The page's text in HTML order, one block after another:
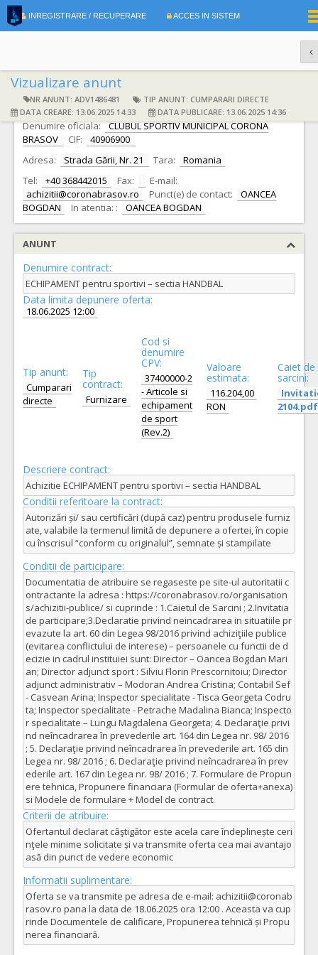
INREGISTRARE / RECUPERARE ACCES IN SISTEM
Vizualizare anunt
NR ANUNT: ADV1486481
TIP ANUNT: CUMPARARI DIRECTE
DATA CREARE: 13.06.2025 14:33
DATA PUBLICARE: 13.06.2025 14:36
DATE IDENTIFICARE AUTORITATE CONTRACTANTA
Denumire oficiala: CLUBUL SPORTIV MUNICIPAL CORONA
BRASOV
CIF:
40906900
Adresa:
Strada Gării, Nr. 21 Tara:
Romania
Tel:
+40 368442015 Fax:
E-mail:
achizitii@coronabrasov.ro
Punct(e) de contact:
OANCEA
BOGDAN
In atentia: : OANCEA BOGDAN
ANUNT
Denumire contract:
ECHIPAMENT pentru sportivi – sectia HANDBAL
Data limita depunere oferta:
18.06.2025 12:00
Tip anunt:
Cumparari
directe
Tip
contract:
Furnizare
Cod si
denumire
CPV:
37400000-2
- Articole si
echipament
de sport
(Rev.2)
Valoare
estimata:
116.204,00
RON
Caiet de
sarcini:
2104.pdf
Descriere contract:
Achizitie ECHIPAMENT pentru sportivi – sectia HANDBAL
Conditii referitoare la contract:
Autorizări și/ sau certificări (după caz) pentru produsele furniz
ate, valabile la termenul limită de depunere a ofertei, în copie
cu înscrisul “conform cu originalul”, semnate și stampilate
Conditii de participare:
Documentatia de atribuire se regaseste pe site-ul autoritatii c
ontractante la adresa : https://coronabrasov.ro/organisation
s/achizitii-publice/ si cuprinde : 1.Caietul de Sarcini ; 2.Invitatia
de participare;3.Declaratie privind neincadrarea in situatiile pr
evazute la art. 60 din Legea 98/2016 privind achiziţiile publice
(evitarea conflictului de interese) – persoanele cu functii de d
ecizie in cadrul instituiei sunt: Director – Oancea Bogdan Mari
an; Director adjunct sport : Silviu Florin Prescornitoiu; Director
adjunct administrativ – Modoran Andrea Cristina; Contabil Sef
- Casvean Arina; Inspector specialitate - Tisca Georgeta Codru
ta; Inspector specialitate - Petrache Madalina Bianca; Inspecto
r specialitate – Lungu Magdalena Georgeta; 4. Declaraţie privi
nd neîncadrarea în prevederile art. 164 din Legea nr. 98/ 2016
; 5. Declaraţie privind neîncadrarea în prevederile art. 165 din
Legea nr. 98/ 2016 ; 6. Declaraţie privind neîncadrarea în prev
ederile art. 167 din Legea nr. 98/ 2016 ; 7. Formulare de Propun
ere tehnica, Propunere financiara (Formular de oferta+anexa)
si Modele de formulare + Model de contract.
Criterii de atribuire:
Ofertantul declarat câştigător este acela care îndeplinește ceri
nţele minime solicitate și va transmite oferta cea mai avantajo
asă din punct de vedere economic
Informatii suplimentare:
Oferta se va transmite pe adresa de e-mail: achizitii@coronab
rasov.ro pana la data de 18.06.2025 ora 12:00 . Aceasta va cup
rinde Documentele de calificare, Propunerea tehnică și Propu
nerea financiară.